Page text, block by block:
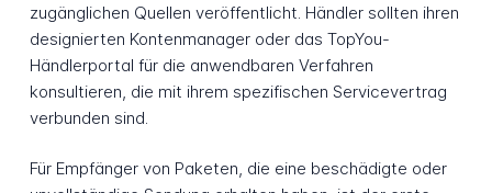
zugänglichen Quellen veröffentlicht. Händler sollten ihren
designierten Kontenmanager oder das TopYou-
Händlerportal für die anwendbaren Verfahren
konsultieren, die mit ihrem spezifischen Servicevertrag
verbunden sind.
Für Empfänger von Paketen, die eine beschädigte oder